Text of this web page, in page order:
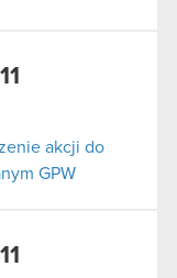
akcji do
GPW